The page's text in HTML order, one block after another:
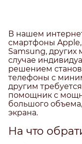
В нашем
смартфоны Apple,
Samsung,
случае
решением
телефоны с
другим
помощник с
большого
экрана.
На что